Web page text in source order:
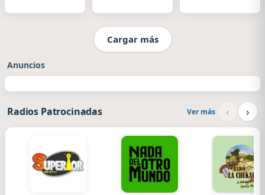
Cargar más
Anuncios
Radios Patrocinadas Ver más ‹ ›